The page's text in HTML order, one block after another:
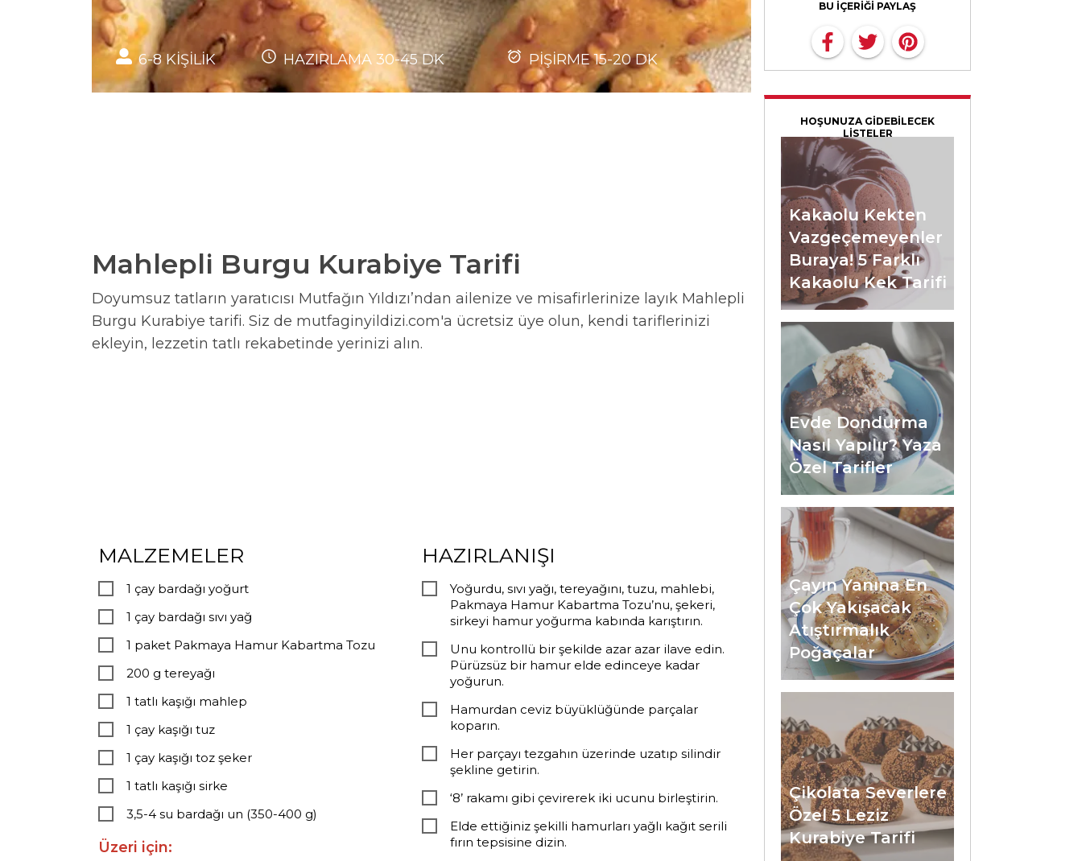
6-8 KİŞİLİK HAZIRLAMA 30-45 DK PİŞİRME 15-20 DK
Mahlepli Burgu Kurabiye Tarifi
Doyumsuz tatların yaratıcısı Mutfağın Yıldızı’ndan ailenize ve misafirlerinize layık Mahlepli
Burgu Kurabiye tarifi. Siz de mutfaginyildizi.com'a ücretsiz üye olun, kendi tariflerinizi
ekleyin, lezzetin tatlı rekabetinde yerinizi alın.
MALZEMELER
1 çay bardağı yoğurt
1 çay bardağı sıvı yağ
1 paket Pakmaya Hamur Kabartma Tozu
200 g tereyağı
1 tatlı kaşığı mahlep
1 çay kaşığı tuz
1 çay kaşığı toz şeker
1 tatlı kaşığı sirke
3,5-4 su bardağı un (350-400 g)
Üzeri için:
HAZIRLANIŞI
Yoğurdu, sıvı yağı, tereyağını, tuzu, mahlebi,
Pakmaya Hamur Kabartma Tozu’nu, şekeri,
sirkeyi hamur yoğurma kabında karıştırın.
Unu kontrollü bir şekilde azar azar ilave edin.
Pürüzsüz bir hamur elde edinceye kadar
yoğurun.
Hamurdan ceviz büyüklüğünde parçalar
koparın.
Her parçayı tezgahın üzerinde uzatıp silindir
şekline getirin.
‘8’ rakamı gibi çevirerek iki ucunu birleştirin.
Elde ettiğiniz şekilli hamurları yağlı kağıt serili
fırın tepsisine dizin.
BU İÇERİĞİ PAYLAŞ
HOŞUNUZA GİDEBİLECEK
LİSTELER
Kakaolu Kekten
Vazgeçemeyenler
Buraya! 5 Farklı
Kakaolu Kek Tarifi
Evde Dondurma
Nasıl Yapılır? Yaza
Özel Tarifler
Çayın Yanına En
Çok Yakışacak
Atıştırmalık
Poğaçalar
Çikolata Severlere
Özel 5 Leziz
Kurabiye Tarifi